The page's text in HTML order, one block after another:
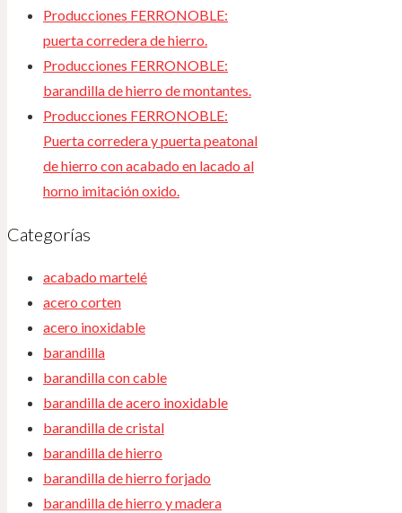
Producciones FERRONOBLE:
puerta corredera de hierro.
Producciones FERRONOBLE:
barandilla de hierro de montantes.
Producciones FERRONOBLE:
Puerta corredera y puerta peatonal
de hierro con acabado en lacado al
horno imitación oxido.
Categorías
acabado martelé
acero corten
acero inoxidable
barandilla
barandilla con cable
barandilla de acero inoxidable
barandilla de cristal
barandilla de hierro
barandilla de hierro forjado
barandilla de hierro y madera